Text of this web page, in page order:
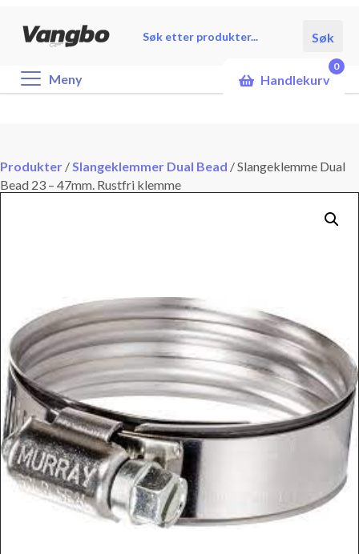
search
Søk
Meny Handlekurv
0
Produkter /Slangeklemmer Dual Bead /Slangeklemme Dual
Bead 23 – 47mm. Rustfri klemme